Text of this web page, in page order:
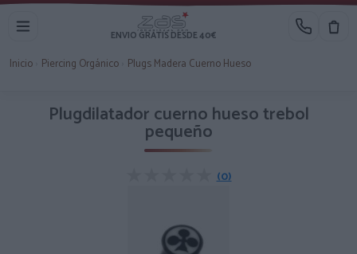
ENVIO GRATIS DESDE 40€
Inicio Piercing Orgánico Plugs Madera Cuerno Hueso
Plugdilatador cuerno hueso trebol
pequeño
(0)